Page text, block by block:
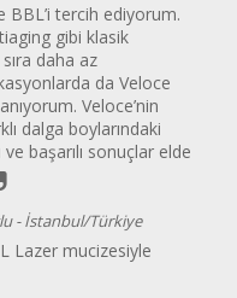
BBL’i tercih ediyorum.
gibi klasik
daha az
da Veloce
Veloce’nin
dalga boylarındaki
başarılı sonuçlar elde
-İstanbul/Türkiye
Lazer mucizesiyle